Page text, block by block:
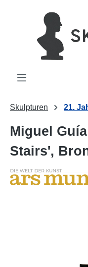
springen
Skulpturen 21.
Miguel
Stairs',